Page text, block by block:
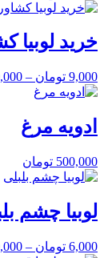
خرید لوبیا
9,000 تومان –
ادویه مرغ
500,000 تومان
لوبیا چشم
6,000 تومان –